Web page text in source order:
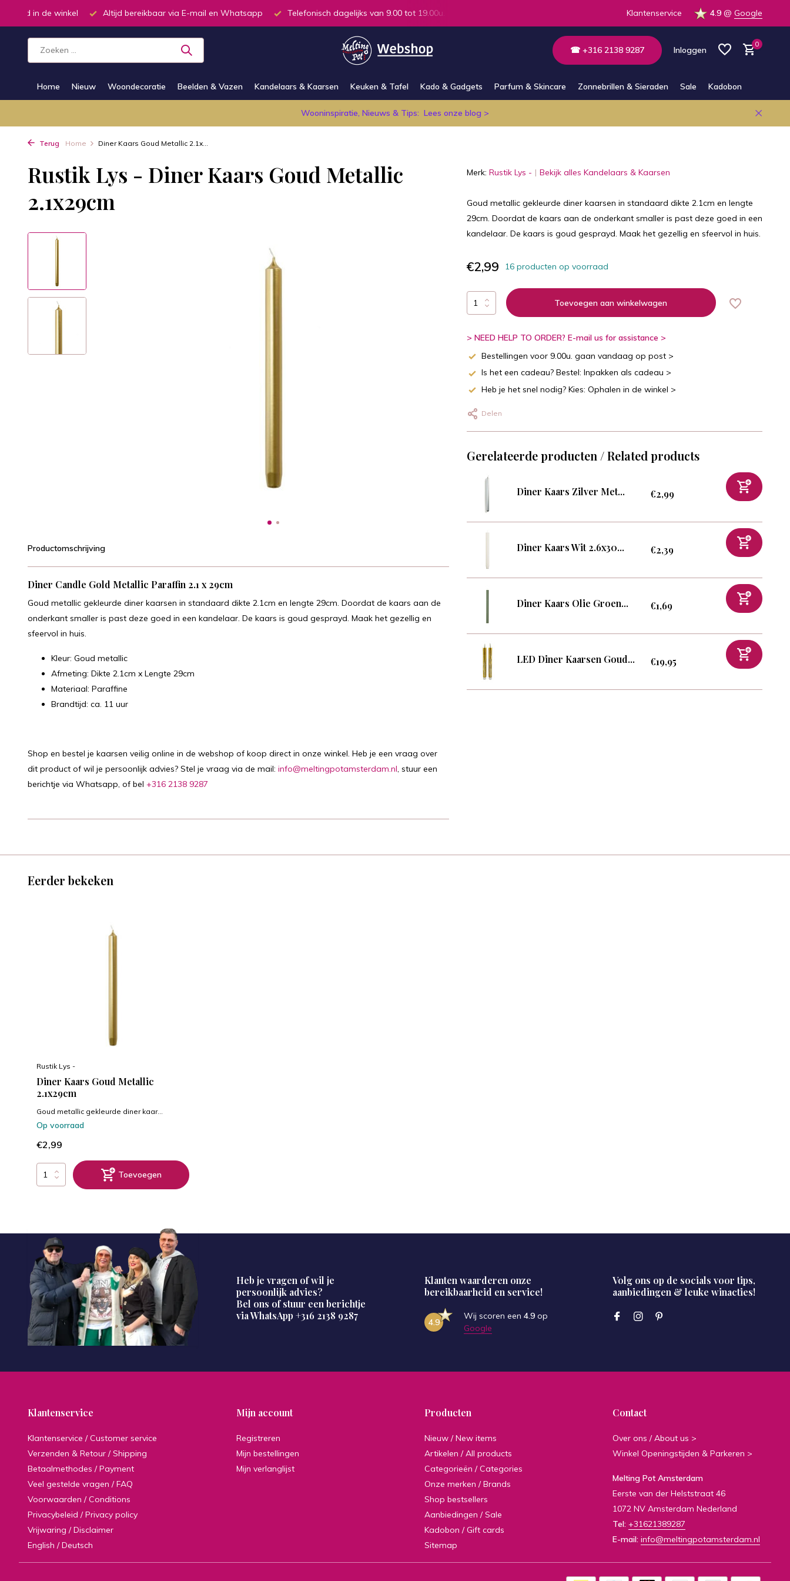
in de winkel Altijd bereikbaar via E-mail en Whatsapp Telefonisch dagelijks van 9.00 tot 19.00u. Klantenservice 4.9 @ Google
☎ +316 2138 9287 Inloggen
0
Home Nieuw Woondecoratie Beelden & Vazen Kandelaars & Kaarsen Keuken & Tafel Kado & Gadgets Parfum & Skincare Zonnebrillen & Sieraden Sale Kadobon
Wooninspiratie, Nieuws & Tips: Lees onze blog >
Terug Home Diner Kaars Goud Metallic 2.1x...
Rustik Lys - Diner Kaars Goud Metallic
2.1x29cm
Productomschrijving
Diner Candle Gold Metallic Paraffin 2.1 x 29cm
Goud metallic gekleurde diner kaarsen in standaard dikte 2.1cm en lengte 29cm. Doordat de kaars aan de
onderkant smaller is past deze goed in een kandelaar. De kaars is goud gesprayd. Maak het gezellig en
sfeervol in huis.
Kleur: Goud metallic
Afmeting: Dikte 2.1cm x Lengte 29cm
Materiaal: Paraffine
Brandtijd: ca. 11 uur
Shop en bestel je kaarsen veilig online in de webshop of koop direct in onze winkel. Heb je een vraag over
dit product of wil je persoonlijk advies? Stel je vraag via de mail: info@meltingpotamsterdam.nl, stuur een
berichtje via Whatsapp, of bel +316 2138 9287
Merk: Rustik Lys - Bekijk alles Kandelaars & Kaarsen
Goud metallic gekleurde diner kaarsen in standaard dikte 2.1cm en lengte
29cm. Doordat de kaars aan de onderkant smaller is past deze goed in een
kandelaar. De kaars is goud gesprayd. Maak het gezellig en sfeervol in huis.
€2,99 16 producten op voorraad
Toevoegen aan winkelwagen
> NEED HELP TO ORDER? E-mail us for assistance >
Bestellingen voor 9.00u. gaan vandaag op post >
Is het een cadeau? Bestel: Inpakken als cadeau >
Heb je het snel nodig? Kies: Ophalen in de winkel >
Delen
Gerelateerde producten / Related products
Diner Kaars Zilver Met... €2,99
Diner Kaars Wit 2.6x30... €2,39
Diner Kaars Olie Groen... €1,69
LED Diner Kaarsen Goud... €19,95
Eerder bekeken
Rustik Lys -
Diner Kaars Goud Metallic
2.1x29cm
Goud metallic gekleurde diner kaar...
Op voorraad
€2,99
Toevoegen
Heb je vragen of wil je
persoonlijk advies?
Bel ons of stuur een berichtje
via WhatsApp +316 2138 9287
Klanten waarderen onze
bereikbaarheid en service!
4.9
Wij scoren een 4.9 op
Google
Volg ons op de socials voor tips,
aanbiedingen & leuke winacties!
Klantenservice
Klantenservice / Customer service
Verzenden & Retour / Shipping
Betaalmethodes / Payment
Veel gestelde vragen / FAQ
Voorwaarden / Conditions
Privacybeleid / Privacy policy
Vrijwaring / Disclaimer
English / Deutsch
Mijn account
Registreren
Mijn bestellingen
Mijn verlanglijst
Producten
Nieuw / New items
Artikelen / All products
Categorieën / Categories
Onze merken / Brands
Shop bestsellers
Aanbiedingen / Sale
Kadobon / Gift cards
Sitemap
Contact
Over ons / About us >
Winkel Openingstijden & Parkeren >
Melting Pot Amsterdam
Eerste van der Helststraat 46
1072 NV Amsterdam Nederland
Tel: +31621389287
E-mail: info@meltingpotamsterdam.nl